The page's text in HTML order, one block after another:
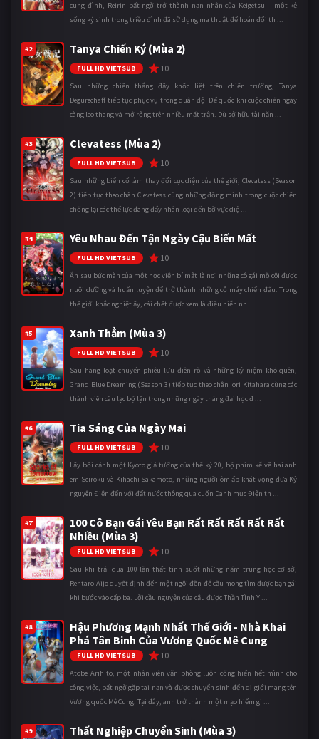
cung đình, Reirin bất ngờ trở thành nạn nhân của Keigetsu – một kẻ
sống ký sinh trong triều đình đã sử dụng ma thuật để hoán đổi th ...
#2 Tanya Chiến Ký (Mùa 2)
FULL HD VIETSUB 10
Sau những chiến thắng đầy khốc liệt trên chiến trường, Tanya
Degurechaff tiếp tục phục vụ trong quân đội Đế quốc khi cuộc chiến ngày
càng leo thang và mở rộng trên nhiều mặt trận. Dù sở hữu tài năn ...
#3 Clevatess (Mùa 2)
FULL HD VIETSUB 10
Sau những biến cố làm thay đổi cục diện của thế giới, Clevatess (Season
2) tiếp tục theo chân Clevatess cùng những đồng minh trong cuộc chiến
chống lại các thế lực đang đẩy nhân loại đến bờ vực diệ ...
#4 Yêu Nhau Đến Tận Ngày Cậu Biến Mất
FULL HD VIETSUB 10
Ẩn sau bức màn của một học viện bí mật là nơi những cô gái mồ côi được
nuôi dưỡng và huấn luyện để trở thành những cỗ máy chiến đấu. Trong
thế giới khắc nghiệt ấy, cái chết được xem là điều hiển nh ...
#5 Xanh Thẳm (Mùa 3)
FULL HD VIETSUB 10
Sau hàng loạt chuyến phiêu lưu điên rồ và những kỷ niệm khó quên,
Grand Blue Dreaming (Season 3) tiếp tục theo chân Iori Kitahara cùng các
thành viên câu lạc bộ lặn trong những ngày tháng đại học đ ...
#6 Tia Sáng Của Ngày Mai
FULL HD VIETSUB 10
Lấy bối cảnh một Kyoto giả tưởng của thế kỷ 20, bộ phim kể về hai anh
em Seiroku và Kihachi Sakamoto, những người ôm ấp khát vọng đưa Kỷ
nguyên Điện đến với đất nước thông qua cuốn Danh mục Điện th ...
#7
100 Cô Bạn Gái Yêu Bạn Rất Rất Rất Rất Rất
Nhiều (Mùa 3)
FULL HD VIETSUB 10
Sau khi trải qua 100 lần thất tình suốt những năm trung học cơ sở,
Rentaro Aijo quyết định đến một ngôi đền để cầu mong tìm được bạn gái
khi bước vào cấp ba. Lời cầu nguyện của cậu được Thần Tình Y ...
#8
Hậu Phương Mạnh Nhất Thế Giới - Nhà Khai
Phá Tân Binh Của Vương Quốc Mê Cung
FULL HD VIETSUB 10
Atobe Arihito, một nhân viên văn phòng luôn cống hiến hết mình cho
công việc, bất ngờ gặp tai nạn và được chuyển sinh đến dị giới mang tên
Vương quốc Mê Cung. Tại đây, anh trở thành một mạo hiểm gi ...
#9 Thất Nghiệp Chuyển Sinh (Mùa 3)